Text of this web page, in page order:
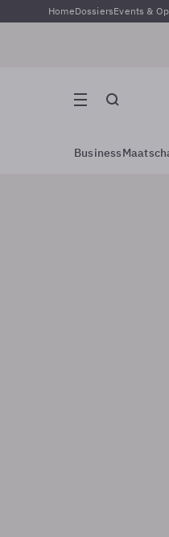
HomeDossiersEvents &
Business